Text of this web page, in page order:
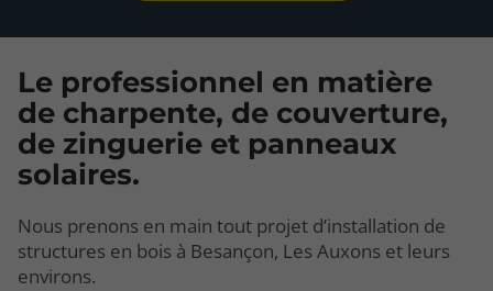
Le professionnel en matière
de charpente, de couverture,
de zinguerie et panneaux
solaires.
Nous prenons en main tout projet d’installation de
structures en bois à Besançon, Les Auxons et leurs
environs.